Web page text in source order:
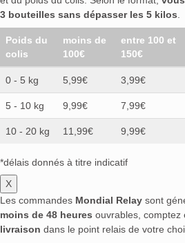
3 bouteilles sans dépasser les 5 kilos.
Poids du
colis
moins de
100€
entre 100 et
150€
0 - 5 kg 5,99€ 3,99€
5 - 10 kg 9,99€ 7,99€
10 - 20 kg 11,99€ 9,99€
*délais donnés à titre indicatif
X
Les commandes Mondial Relay sont
moins de 48 heures ouvrables, comptez
livraison dans le point relais de votre